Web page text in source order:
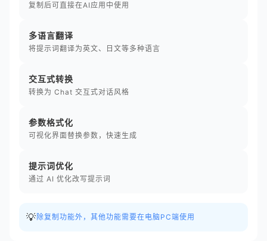
复制后可直接在AI应用中使用
多语言翻译
将提示词翻译为英文、日文等多种语言
交互式转换
转换为 Chat 交互式对话风格
参数格式化
可视化界面替换参数，快速生成
提示词优化
通过 AI 优化改写提示词
💡 除复制功能外，其他功能需要在电脑PC端使用